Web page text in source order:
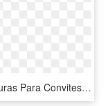
18 Molduras Para Convites E Fotos De Festas De Aniversário - Fundo Para Aniversario Png, Transparent Png